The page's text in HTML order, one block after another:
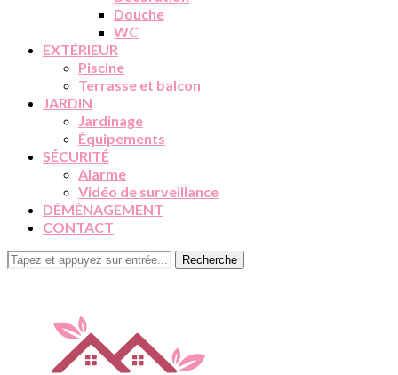
Douche
WC
EXTÉRIEUR
Piscine
Terrasse et balcon
JARDIN
Jardinage
Équipements
SÉCURITÉ
Alarme
Vidéo de surveillance
DÉMÉNAGEMENT
CONTACT
Recherche